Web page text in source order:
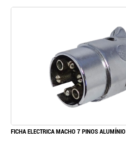
FICHA ELECTRICA MACHO 7 PINOS ALUMÍNIO